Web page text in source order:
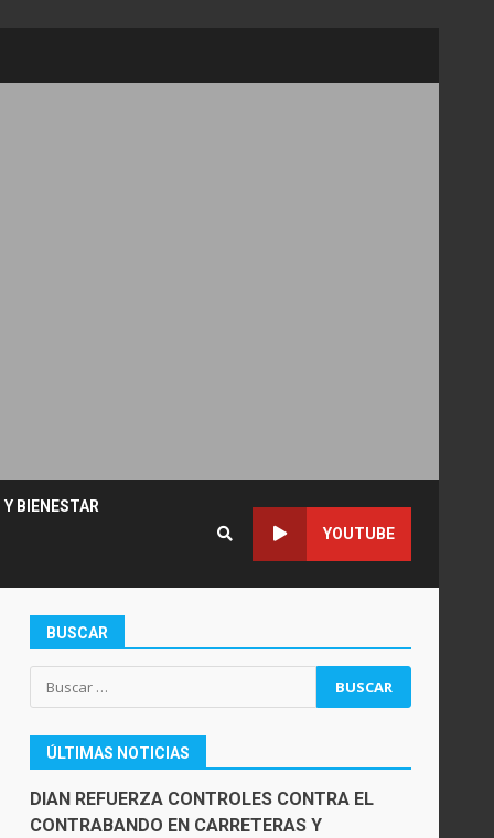
BIENESTAR
YOUTUBE
BUSCAR
Buscar:
ÚLTIMAS NOTICIAS
DIAN REFUERZA CONTROLES CONTRA EL
CONTRABANDO EN CARRETERAS Y